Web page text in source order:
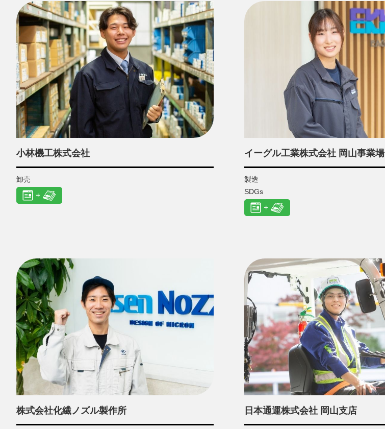
小林機工株式会社
卸売
イーグル工業株式会社 岡山事業場
製造
SDGs
株式会社化繊ノズル製作所 日本通運株式会社 岡山支店